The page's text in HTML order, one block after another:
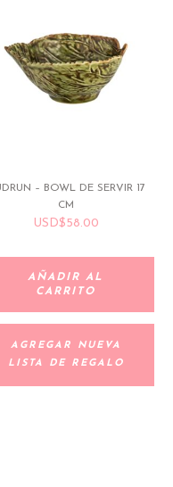
– BOWL DE SERVIR 17
CM
USD$58.00
AÑADIR AL
CARRITO
AGREGAR NUEVA
LISTA DE REGALO